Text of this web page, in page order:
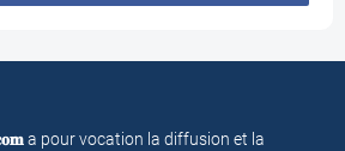
a pour vocation la diffusion et la